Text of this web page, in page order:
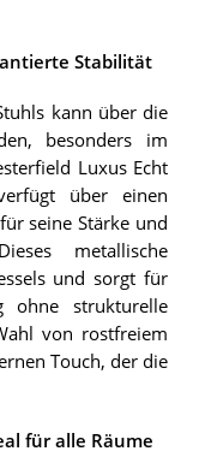
Stabilität
kann über die
besonders im
Luxus Echt
über einen
seine Stärke und
metallische
und sorgt für
ohne strukturelle
von rostfreiem
Touch, der die
für alle Räume